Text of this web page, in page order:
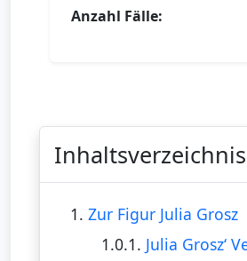
Anzahl Fälle:
Inhaltsverzeichnis
1. Zur Figur Julia Grosz
1.0.1. Julia Grosz‘